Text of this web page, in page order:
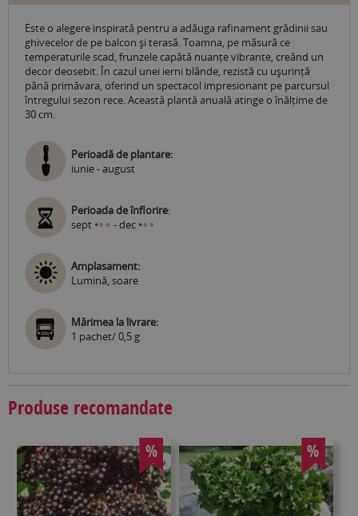
Este o alegere inspirată pentru a adăuga rafinament grădinii sau
ghivecelor de pe balcon și terasă. Toamna, pe măsură ce
temperaturile scad, frunzele capătă nuanțe vibrante, creând un
decor deosebit. În cazul unei ierni blânde, rezistă cu ușurință
până primăvara, oferind un spectacol impresionant pe parcursul
întregului sezon rece. Această plantă anuală atinge o înălțime de
30 cm.
Perioadă de plantare:
iunie - august
Perioada de înflorire:
sept ••• - dec •••
Amplasament:
Lumină, soare
Mărimea la livrare:
1 pachet/ 0,5 g
Produse recomandate
% %